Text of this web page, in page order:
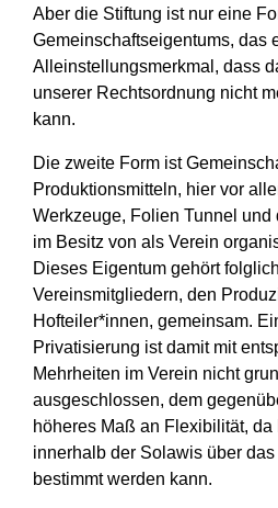
Aber die Stiftung ist nur eine
Gemeinschaftseigentums, das
Alleinstellungsmerkmal, dass
unserer Rechtsordnung nicht
kann.
Die zweite Form ist
Produktionsmitteln, hier vor
Werkzeuge, Folien Tunnel und
im Besitz von als Verein
Dieses Eigentum gehört
Vereinsmitgliedern, den
Hofteiler*innen, gemeinsam.
Privatisierung ist damit mit
Mehrheiten im Verein nicht
ausgeschlossen, dem
höheres Maß an Flexibilität,
innerhalb der Solawis über
bestimmt werden kann.